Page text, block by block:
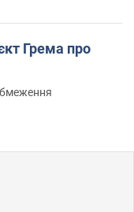
Грема про